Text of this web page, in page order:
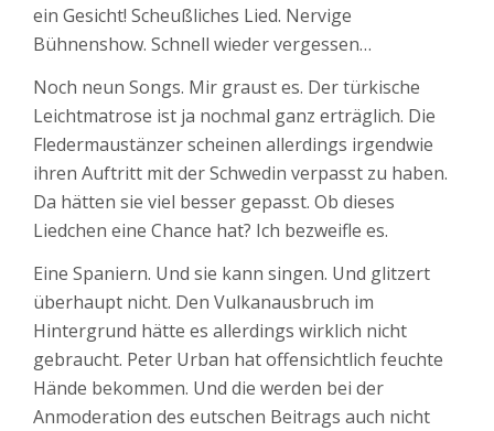
ein Gesicht! Scheußliches Lied. Nervige
Bühnenshow. Schnell wieder vergessen…
Noch neun Songs. Mir graust es. Der türkische
Leichtmatrose ist ja nochmal ganz erträglich. Die
Fledermaustänzer scheinen allerdings irgendwie
ihren Auftritt mit der Schwedin verpasst zu haben.
Da hätten sie viel besser gepasst. Ob dieses
Liedchen eine Chance hat? Ich bezweifle es.
Eine Spaniern. Und sie kann singen. Und glitzert
überhaupt nicht. Den Vulkanausbruch im
Hintergrund hätte es allerdings wirklich nicht
gebraucht. Peter Urban hat offensichtlich feuchte
Hände bekommen. Und die werden bei der
Anmoderation des eutschen Beitrags auch nicht